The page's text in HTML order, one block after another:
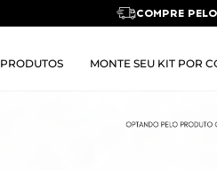
COMPRE
PRODUTOS MONTE SEU KIT POR